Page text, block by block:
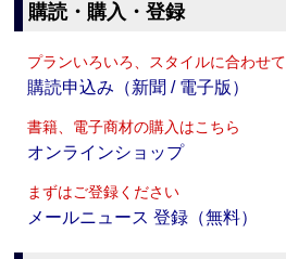
購読・購入・登録
プランいろいろ、スタイルに合わせ
購読申込み（新聞 / 電子版）
書籍、電子商材の購入はこちら
オンラインショップ
まずはご登録ください
メールニュース 登録（無料）